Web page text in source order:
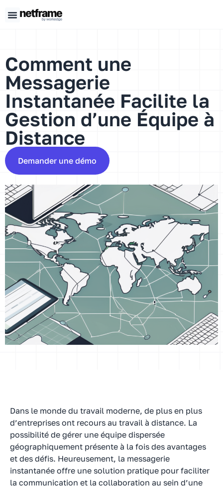
Comment une
Messagerie
Instantanée Facilite la
Gestion d’une Équipe à
Distance
Demander une démo
Dans le monde du travail moderne, de plus en plus
d’entreprises ont recours au travail à distance. La
possibilité de gérer une équipe dispersée
géographiquement présente à la fois des avantages
et des défis. Heureusement, la messagerie
instantanée offre une solution pratique pour faciliter
la communication et la collaboration au sein d’une